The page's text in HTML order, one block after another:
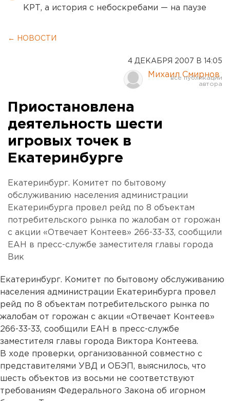
КРТ, а история с небоскребами — на паузе
← НОВОСТИ
4 ДЕКАБРЯ 2007 В 14:05
Михаил Смирнов
Приостановлена
деятельность шести
игровых точек в
Екатеринбурге
Екатеринбург. Комитет по бытовому
обслуживанию населения администрации
Екатеринбурга провел рейд по 8 объектам
потребительского рынка по жалобам от горожан
с акции «Отвечает Контеев» 266-33-33, сообщили
ЕАН в пресс-службе заместителя главы города
Вик
Екатеринбург. Комитет по бытовому обслуживанию
населения администрации Екатеринбурга провел
рейд по 8 объектам потребительского рынка по
жалобам от горожан с акции «Отвечает Контеев»
266-33-33, сообщили ЕАН в пресс-службе
заместителя главы города Виктора Контеева.
В ходе проверки, организованной совместно с
представителями УВД и ОБЭП, выяснилось, что
шесть объектов из восьми не соответствуют
требованиям Федерального Закона об игорном